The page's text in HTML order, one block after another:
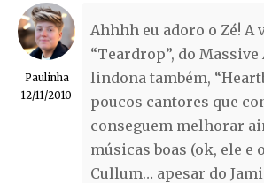
Paulinha
12/11/2010
Ahhhh eu adoro o Zé! A
“Teardrop”, do Massive
lindona também,
poucos cantores que
conseguem melhorar
músicas boas (ok, ele e
Cullum… apesar do